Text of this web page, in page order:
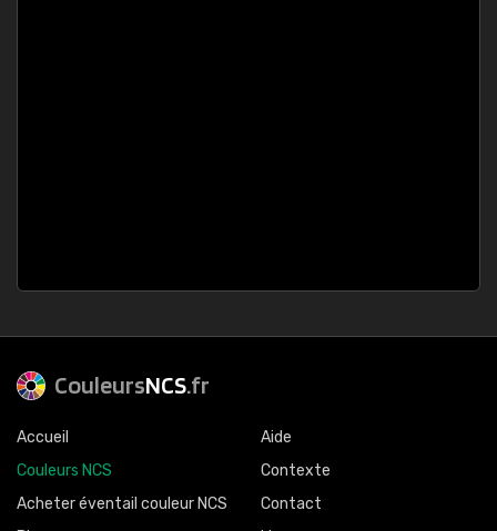
CouleursNCS.fr
Accueil
Couleurs NCS
Acheter éventail couleur NCS
Aide
Contexte
Contact